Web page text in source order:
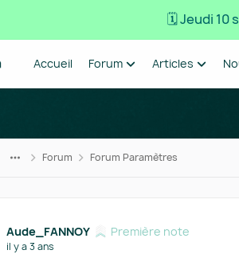
🗓️ Jeudi 10
contenu
Accueil Forum Articles
Forum Forum Paramètres
Discussion
Aude_FANNOY Première note
il y a 3 ans